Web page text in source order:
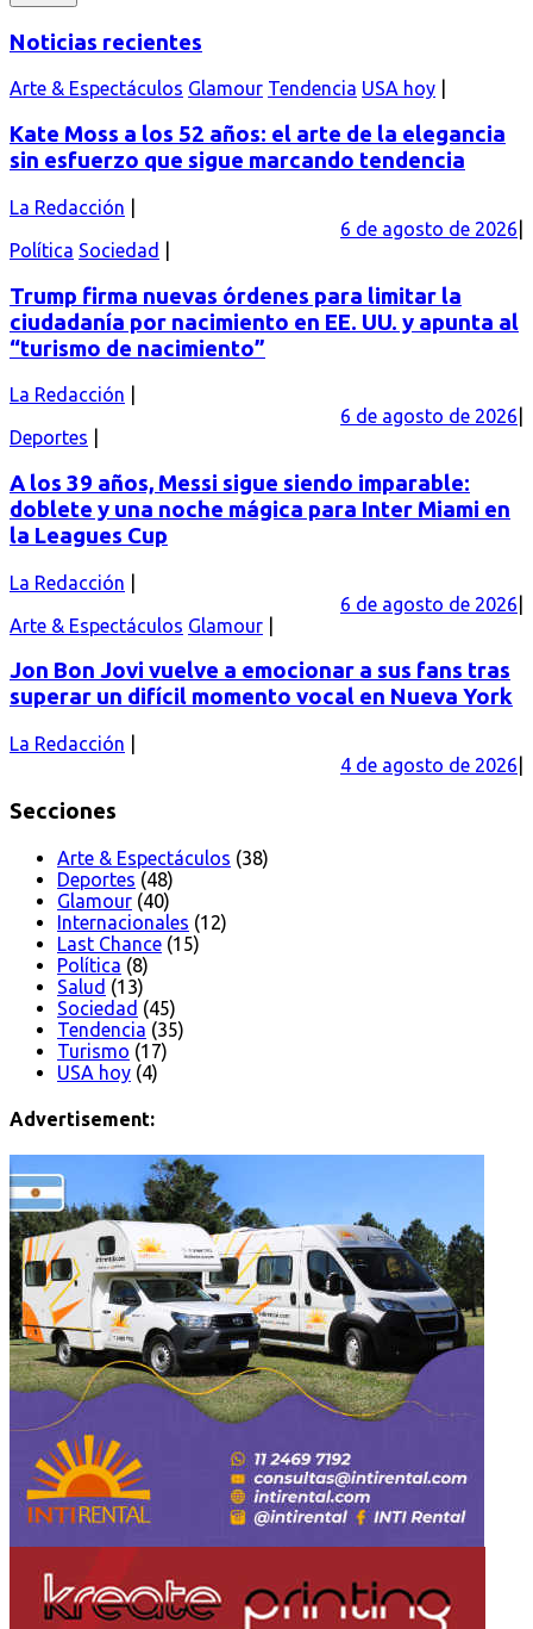
Noticias recientes
Arte & Espectáculos Glamour Tendencia USA hoy
Kate Moss a los 52 años: el arte de la elegancia
sin esfuerzo que sigue marcando tendencia
La Redacción
6 de agosto de 2026
Política Sociedad
Trump firma nuevas órdenes para limitar la
ciudadanía por nacimiento en EE. UU. y apunta al
“turismo de nacimiento”
La Redacción
6 de agosto de 2026
Deportes
A los 39 años, Messi sigue siendo imparable:
doblete y una noche mágica para Inter Miami en
la Leagues Cup
La Redacción
6 de agosto de 2026
Arte & Espectáculos Glamour
Jon Bon Jovi vuelve a emocionar a sus fans tras
superar un difícil momento vocal en Nueva York
La Redacción
4 de agosto de 2026
Secciones
Arte & Espectáculos (38)
Deportes (48)
Glamour (40)
Internacionales (12)
Last Chance (15)
Política (8)
Salud (13)
Sociedad (45)
Tendencia (35)
Turismo (17)
USA hoy (4)
Advertisement: